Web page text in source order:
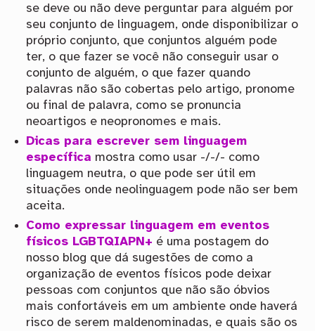
se deve ou não deve perguntar para alguém por
seu conjunto de linguagem, onde disponibilizar o
próprio conjunto, que conjuntos alguém pode
ter, o que fazer se você não conseguir usar o
conjunto de alguém, o que fazer quando
palavras não são cobertas pelo artigo, pronome
ou final de palavra, como se pronuncia
neoartigos e neopronomes e mais.
Dicas para escrever sem linguagem
específica mostra como usar -/-/- como
linguagem neutra, o que pode ser útil em
situações onde neolinguagem pode não ser bem
aceita.
Como expressar linguagem em eventos
físicos LGBTQIAPN+ é uma postagem do
nosso blog que dá sugestões de como a
organização de eventos físicos pode deixar
pessoas com conjuntos que não são óbvios
mais confortáveis em um ambiente onde haverá
risco de serem maldenominadas, e quais são os